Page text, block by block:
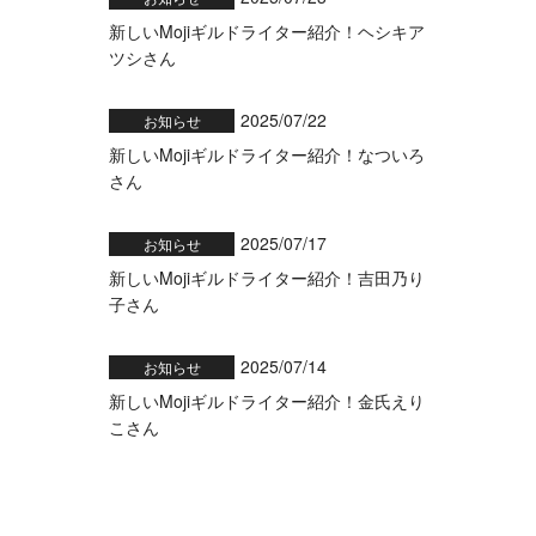
新しいMojiギルドライター紹介！ヘシキア
ツシさん
お知らせ
2025/07/22
新しいMojiギルドライター紹介！なついろ
さん
お知らせ
2025/07/17
新しいMojiギルドライター紹介！吉田乃り
子さん
お知らせ
2025/07/14
新しいMojiギルドライター紹介！金氏えり
こさん